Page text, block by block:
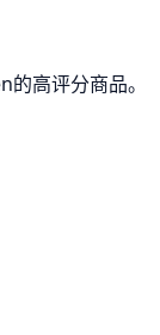
高评分商品。